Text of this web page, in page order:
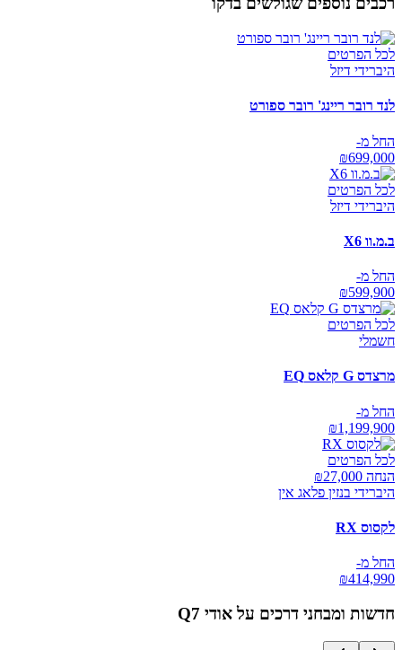
לכל הפרטים
היברידי דיזל
לנד רובר ריינג' רובר ספורט
החל מ-
₪699,000
לכל הפרטים
היברידי דיזל
ב.מ.וו X6
החל מ-
₪599,900
לכל הפרטים
חשמלי
מרצדס G קלאס EQ
החל מ-
₪1,199,900
לכל הפרטים
הנחה ₪ 27,000
היברידי בנזין פלאג אין
לקסוס RX
החל מ-
₪414,990
חדשות ומבחני דרכים על אודי Q7